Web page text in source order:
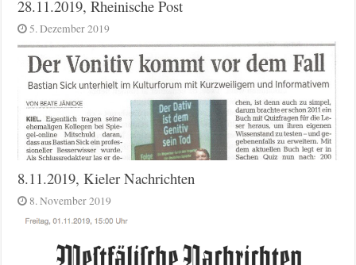
28.11.2019, Rheinische Post
5. Dezember 2019
8.11.2019, Kieler Nachrichten
8. November 2019